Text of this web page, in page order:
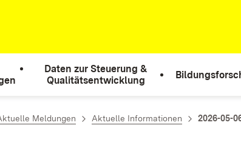
Daten zur Steuerung &
Qualitätsentwicklung
Meldungen Aktuelle Informationen 2026-05-